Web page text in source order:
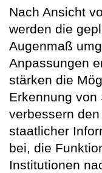
Nach Ansicht
werden die
Augenmaß
Anpassungen
stärken die
Erkennung von
verbessern
staatlicher
bei, die
Institutionen